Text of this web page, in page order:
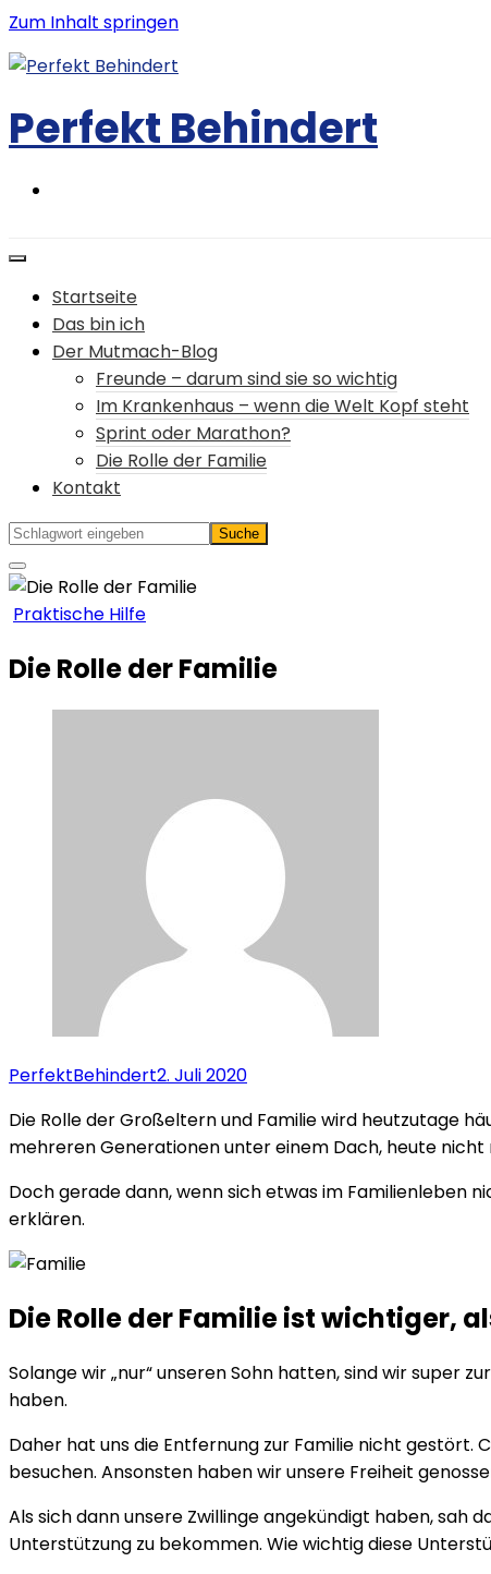
Zum Inhalt springen
Perfekt Behindert
Startseite
Das bin ich
Der Mutmach-Blog
Freunde – darum sind sie so wichtig
Im Krankenhaus – wenn die Welt Kopf steht
Sprint oder Marathon?
Die Rolle der Familie
Kontakt
Praktische Hilfe
Die Rolle der Familie
PerfektBehindert2. Juli 2020
Die Rolle der Großeltern und Familie wird heutzutage
mehreren Generationen unter einem Dach, heute
Doch gerade dann, wenn sich etwas im Familienleben
erklären.
Die Rolle der Familie ist wichtiger,
Solange wir „nur“ unseren Sohn hatten, sind wir super
haben.
Daher hat uns die Entfernung zur Familie nicht gestört.
besuchen. Ansonsten haben wir unsere Freiheit
Als sich dann unsere Zwillinge angekündigt haben, sah
Unterstützung zu bekommen. Wie wichtig diese